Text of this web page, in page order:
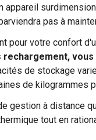
pas à
pour votre confort
de stockage
de kilogrammes
gestion à distance
tout en